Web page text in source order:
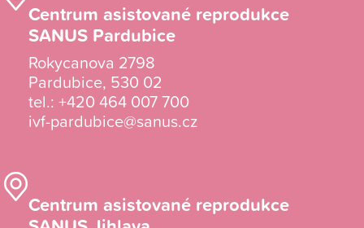
Centrum asistované reprodukce
SANUS Pardubice
Rokycanova 2798
Pardubice, 530 02
tel.: +420 464 007 700
ivf-pardubice@sanus.cz
Centrum asistované reprodukce